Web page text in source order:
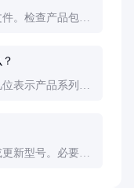
。检查产品包
表示产品系列，
新型号。必要时